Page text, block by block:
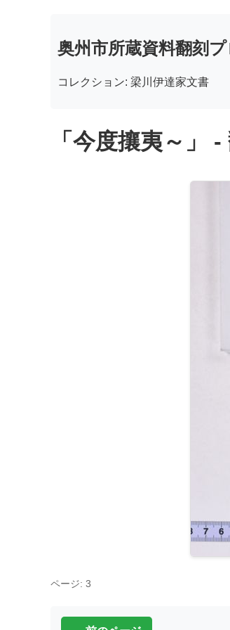
奥州市所蔵資料翻刻
コレクション: 梁川伊達家文書
「今度攘夷～」 -
ページ: 3